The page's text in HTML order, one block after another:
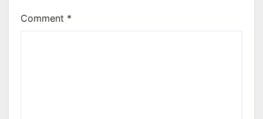
Comment *